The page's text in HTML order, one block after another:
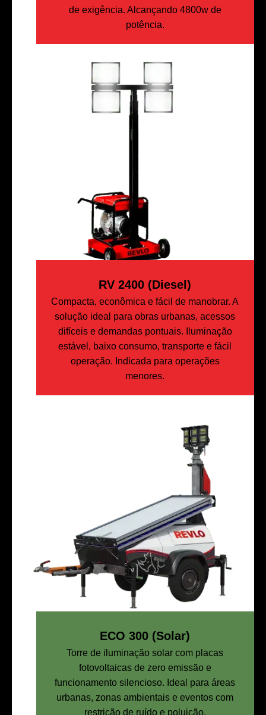
de exigência. Alcançando 4800w de
potência.
RV 2400 (Diesel)
Compacta, econômica e fácil de manobrar. A
solução ideal para obras urbanas, acessos
difíceis e demandas pontuais. Iluminação
estável, baixo consumo, transporte e fácil
operação. Indicada para operações
menores.
ECO 300 (Solar)
Torre de iluminação solar com placas
fotovoltaicas de zero emissão e
funcionamento silencioso. Ideal para áreas
urbanas, zonas ambientais e eventos com
restrição de ruído e poluição.